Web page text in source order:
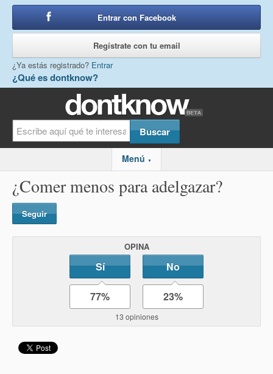
¿Qué es dontknow?
Entrar con Facebook
Regístrate con tu email
¿Ya estás registrado? Entrar
Menú ▼
¿Comer menos para adelgazar?
Seguir
OPINA
Sí No
77% 23%
13 opiniones